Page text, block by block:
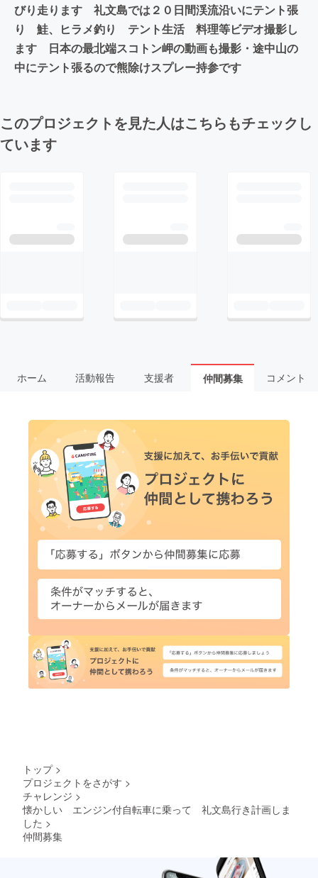
びり走ります 礼文島では２０日間渓流沿いにテント張
り 鮭、ヒラメ釣り テント生活 料理等ビデオ撮影し
ます 日本の最北端スコトン岬の動画も撮影・途中山の
中にテント張るので熊除けスプレー持参です
このプロジェクトを見た人はこちらもチェックし
ています
ホーム 活動報告 支援者 仲間募集 コメント
トップ >
プロジェクトをさがす >
チャレンジ >
懐かしい エンジン付自転車に乗って 礼文島行き計画しま
した >
仲間募集